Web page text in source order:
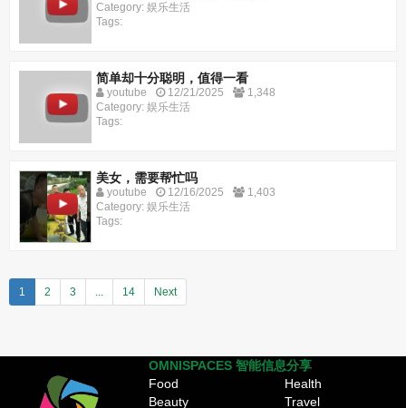
Category: 娱乐生活
Tags:
简单却十分聪明，值得一看
youtube 12/21/2025
1,348
Category: 娱乐生活
Tags:
美女，需要帮忙吗
youtube 12/16/2025
1,403
Category: 娱乐生活
Tags:
1 2 3 ... 14 Next
OMNISPACES 智能信息分享
Food
Health
Beauty
Travel